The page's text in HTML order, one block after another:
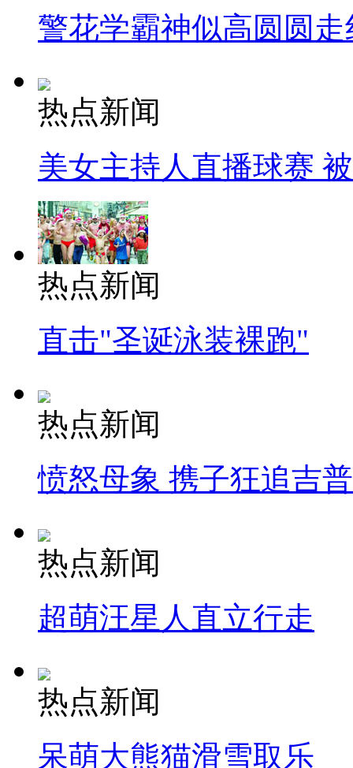
警花学霸神似高圆圆走
热点新闻
美女主持人直播球赛
热点新闻
直击"圣诞泳装裸跑"
热点新闻
愤怒母象 携子狂追吉
热点新闻
超萌汪星人直立行走
热点新闻
呆萌大熊猫滑雪取乐